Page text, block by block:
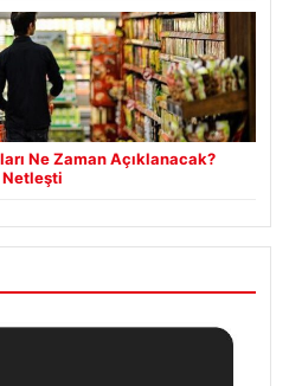
Ne Zaman Açıklanacak?